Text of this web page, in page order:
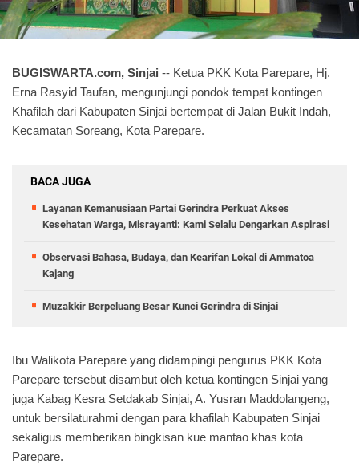
BUGISWARTA.com, Sinjai -- Ketua PKK Kota Parepare, Hj.
Erna Rasyid Taufan, mengunjungi pondok tempat kontingen
Khafilah dari Kabupaten Sinjai bertempat di Jalan Bukit Indah,
Kecamatan Soreang, Kota Parepare.
BACA JUGA
Layanan Kemanusiaan Partai Gerindra Perkuat Akses
Kesehatan Warga, Misrayanti: Kami Selalu Dengarkan Aspirasi
Observasi Bahasa, Budaya, dan Kearifan Lokal di Ammatoa
Kajang
Muzakkir Berpeluang Besar Kunci Gerindra di Sinjai
Ibu Walikota Parepare yang didampingi pengurus PKK Kota
Parepare tersebut disambut oleh ketua kontingen Sinjai yang
juga Kabag Kesra Setdakab Sinjai, A. Yusran Maddolangeng,
untuk bersilaturahmi dengan para khafilah Kabupaten Sinjai
sekaligus memberikan bingkisan kue mantao khas kota
Parepare.